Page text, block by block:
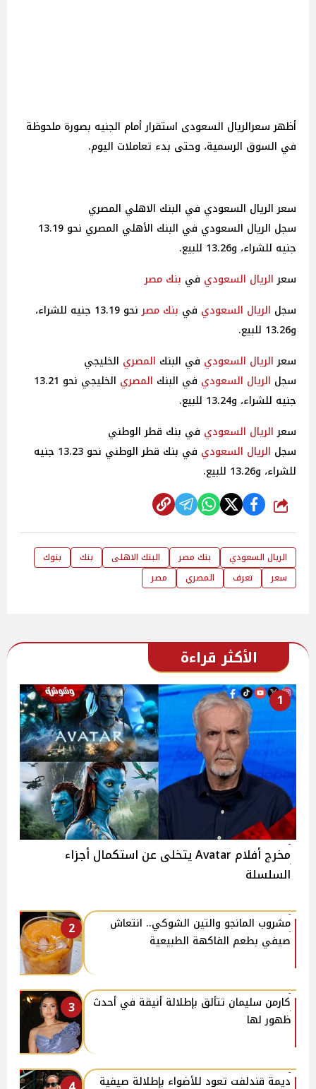
أظهر سعرالريال السعودى استقرار أمام الجنيه بصورة ملحوظة
في السوق الرسمية، وحتى بدء تعاملات اليوم.
سعر الريال السعودي في البنك الاهلي المصري
سجل الريال السعودي في البنك الأهلي المصري نحو 13.19
جنيه للشراء، و13.26 للبيع.
سعرالريال السعودي في بنك مصر
سجل الريال السعودي في بنك مصر
نحو 13.19 جنيه للشراء،
و13.26 للبيع.
سعرالريال السعودي في البنك المصري الخليجي
سجل الريال السعودي في البنك المصري
الخليجي نحو 13.21
جنيه للشراء، و13.24 للبيع.
سعرالريال السعودي في بنك قطر الوطني
سجل الريال السعودي
في بنك قطر الوطني نحو 13.23 جنيه
للشراء، و13.26 للبيع.
شارك
الريال السعودي بنك مصر البنك الاهلى بنك
بنوك
سعر
تعرف المصري مصر
الأكثر قراءة
1
مخرج أفلام Avatar يتخلى عن استكمال أجزاء
السلسلة
2
مشروب المانجو والتين الشوكي.. انتعاش
صيفي بطعم الفاكهة الطبيعية
3
كارمن سليمان تتألق بإطلالة أنيقة في أحدث
ظهور لها
ديمة قندلفت تعود للأضواء بإطلالة صيفية